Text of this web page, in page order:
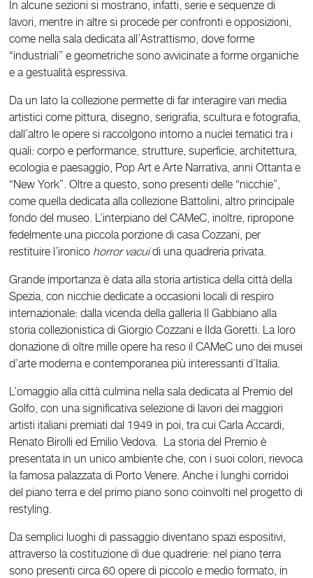
In alcune sezioni si mostrano, infatti, serie e sequenze di
lavori, mentre in altre si procede per confronti e opposizioni,
come nella sala dedicata all’Astrattismo, dove forme
“industriali” e geometriche sono avvicinate a forme organiche
e a gestualità espressiva.
Da un lato la collezione permette di far interagire vari media
artistici come pittura, disegno, serigrafia, scultura e fotografia,
dall’altro le opere si raccolgono intorno a nuclei tematici tra i
quali: corpo e performance, strutture, superficie, architettura,
ecologia e paesaggio, Pop Art e Arte Narrativa, anni Ottanta e
“New York”. Oltre a questo, sono presenti delle “nicchie”,
come quella dedicata alla collezione Battolini, altro principale
fondo del museo. L’interpiano del CAMeC, inoltre, ripropone
fedelmente una piccola porzione di casa Cozzani, per
restituire l’ironico horror vacuidi una quadreria privata.
Grande importanza è data alla storia artistica della città della
Spezia, con nicchie dedicate a occasioni locali di respiro
internazionale: dalla vicenda della galleria Il Gabbiano alla
storia collezionistica di Giorgio Cozzani e Ilda Goretti. La loro
donazione di oltre mille opere ha reso il CAMeC uno dei musei
d’arte moderna e contemporanea più interessanti d’Italia.
L’omaggio alla città culmina nella sala dedicata al Premio del
Golfo, con una significativa selezione di lavori dei maggiori
artisti italiani premiati dal 1949 in poi, tra cui Carla Accardi,
Renato Birolli ed Emilio Vedova. La storia del Premio è
presentata in un unico ambiente che, con i suoi colori, rievoca
la famosa palazzata di Porto Venere. Anche i lunghi corridoi
del piano terra e del primo piano sono coinvolti nel progetto di
restyling.
Da semplici luoghi di passaggio diventano spazi espositivi,
attraverso la costituzione di due quadrerie: nel piano terra
sono presenti circa 60 opere di piccolo e medio formato, in